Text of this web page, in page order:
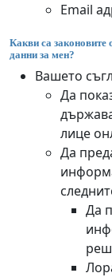
Email
Какви са законовите
данни за мен?
Вашето
Да
лице
Да
Да